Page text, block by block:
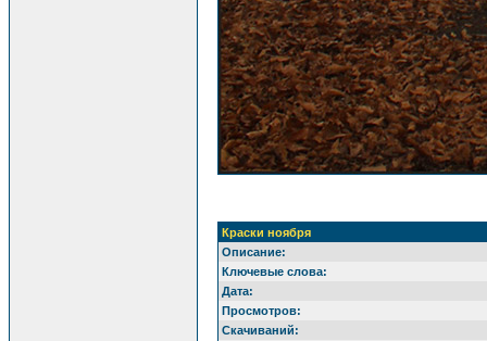
Краски ноября
Описание:
Ключевые слова:
Дата:
Просмотров:
Скачиваний: